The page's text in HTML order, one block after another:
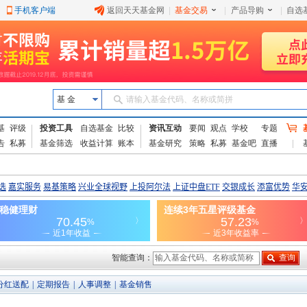
手机客户端 返回天天基金网 基金交易 产品导购 自选
基 金 请输入基金代码、名称或简拼
评级
私募
投资工具 自选基金
比较
基金筛选
收益计算 账本
资讯互动 要闻 观点 学校
专题
基金研究
策略 私募 基金吧 直播
智能查询：
红送配 定期报告 人事调整 基金销售